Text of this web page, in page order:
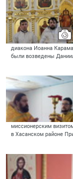
диакона Иоанна
были возведены
миссионерским
в Хасанском районе